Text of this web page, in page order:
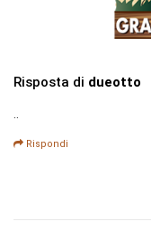
Risposta di dueotto
..
Rispondi